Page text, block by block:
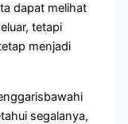
dapat melihat
tetapi
menjadi
segalanya,